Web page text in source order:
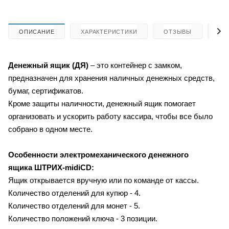
ОПИСАНИЕ ХАРАКТЕРИСТИКИ ОТЗЫВЫ
Денежный ящик (ДЯ) – это контейнер с замком,
предназначен для хранения наличных денежных средств,
бумаг, сертификатов.
Кроме защиты наличности, денежный ящик помогает
организовать и ускорить работу кассира, чтобы все было
собрано в одном месте.
Особенности электромеханического денежного
ящика ШТРИХ-midiCD:
Ящик открывается вручную или по команде от кассы.
Количество отделений для купюр - 4.
Количество отделений для монет - 5.
Количество положений ключа - 3 позиции.